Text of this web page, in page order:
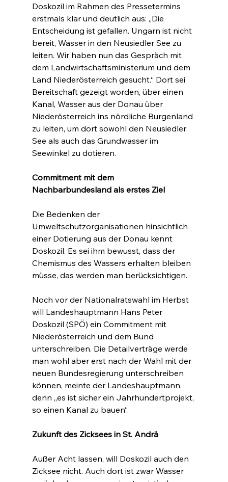
Doskozil im Rahmen des Pressetermins
erstmals klar und deutlich aus: „Die
Entscheidung ist gefallen. Ungarn ist nicht
bereit, Wasser in den Neusiedler See zu
leiten. Wir haben nun das Gespräch mit
dem Landwirtschaftsministerium und dem
Land Niederösterreich gesucht.“ Dort sei
Bereitschaft gezeigt worden, über einen
Kanal, Wasser aus der Donau über
Niederösterreich ins nördliche Burgenland
zu leiten, um dort sowohl den Neusiedler
See als auch das Grundwasser im
Seewinkel zu dotieren.
Commitment mit dem
Nachbarbundesland als erstes Ziel
Die Bedenken der
Umweltschutzorganisationen hinsichtlich
einer Dotierung aus der Donau kennt
Doskozil. Es sei ihm bewusst, dass der
Chemismus des Wassers erhalten bleiben
müsse, das werden man berücksichtigen.
Noch vor der Nationalratswahl im Herbst
will Landeshauptmann Hans Peter
Doskozil (SPÖ) ein Commitment mit
Niederösterreich und dem Bund
unterschreiben. Die Detailverträge werde
man wohl aber erst nach der Wahl mit der
neuen Bundesregierung unterschreiben
können, meinte der Landeshauptmann,
denn „es ist sicher ein Jahrhundertprojekt,
so einen Kanal zu bauen“.
Zukunft des Zicksees in St. Andrä
Außer Acht lassen, will Doskozil auch den
Zicksee nicht. Auch dort ist zwar Wasser